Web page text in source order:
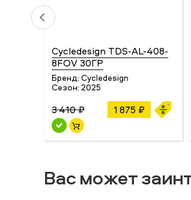
Cycledesign TDS-AL-408-
8FOV 30ГР
Бренд: Cycledesign
Сезон: 2025
3 410 ₽ 1 875 ₽
Вас может